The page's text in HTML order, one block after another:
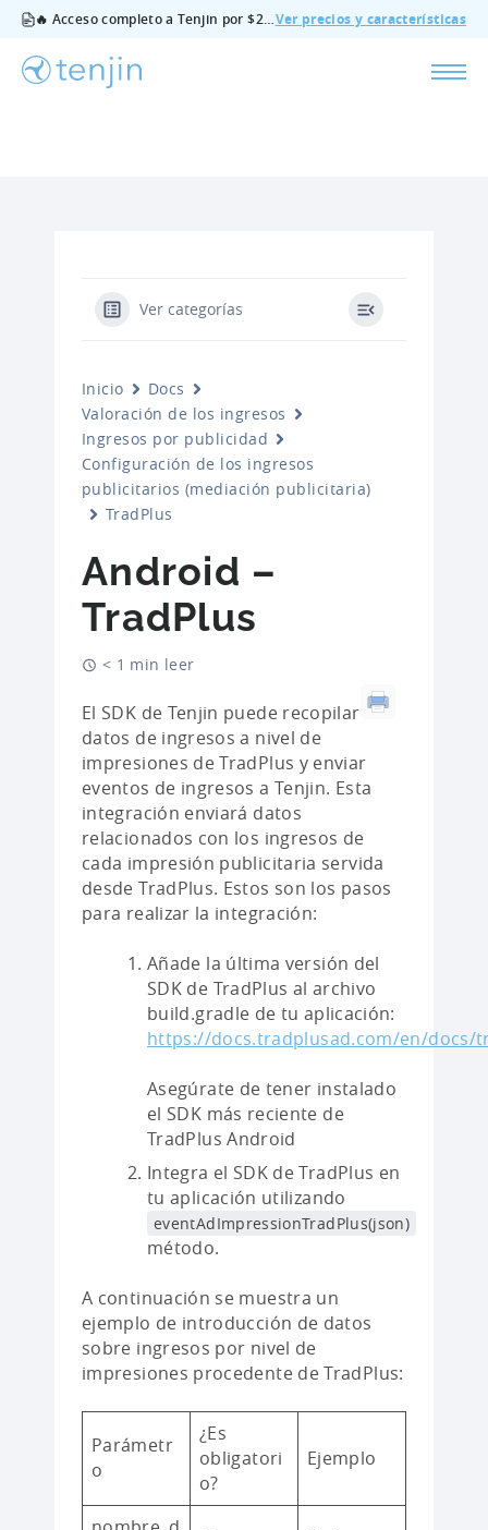
🔥 Acceso completo a Tenjin por $200/mes - todas las funciones, sin complementos, cancela cuando quieras.Ver precios y características
Ver categorías
Inicio
Docs
Valoración de los ingresos
Ingresos por publicidad
Configuración de los ingresos
publicitarios (mediación publicitaria)
TradPlus
Android –
TradPlus
< 1 min leer
El SDK de Tenjin puede recopilar
datos de ingresos a nivel de
impresiones de TradPlus y enviar
eventos de ingresos a Tenjin. Esta
integración enviará datos
relacionados con los ingresos de
cada impresión publicitaria servida
desde TradPlus. Estos son los pasos
para realizar la integración:
Añade la última versión del
SDK de TradPlus al archivo
build.gradle de tu aplicación:
https://docs.tradplusad.com/en/docs/
Asegúrate de tener instalado
el SDK más reciente de
TradPlus Android
Integra el SDK de TradPlus en
tu aplicación utilizando
eventAdImpressionTradPlus(json)
método.
A continuación se muestra un
ejemplo de introducción de datos
sobre ingresos por nivel de
impresiones procedente de TradPlus:
Parámetr
o
¿Es
obligatori
o?
Ejemplo